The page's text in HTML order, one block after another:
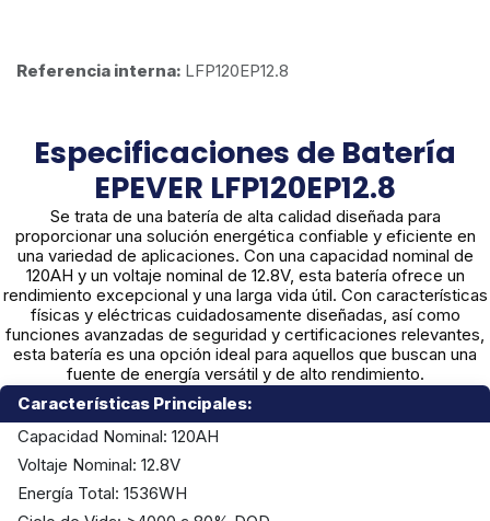
Referencia interna: LFP120EP12.8
Especificaciones de Batería
EPEVER LFP120EP12.8
Se trata de una batería de alta calidad diseñada para
proporcionar una solución energética confiable y eficiente en
una variedad de aplicaciones. Con una capacidad nominal de
120AH y un voltaje nominal de 12.8V, esta batería ofrece un
rendimiento excepcional y una larga vida útil. Con características
físicas y eléctricas cuidadosamente diseñadas, así como
funciones avanzadas de seguridad y certificaciones relevantes,
esta batería es una opción ideal para aquellos que buscan una
fuente de energía versátil y de alto rendimiento.
Características Principales:
Capacidad Nominal: 120AH
Voltaje Nominal: 12.8V
Energía Total: 1536WH